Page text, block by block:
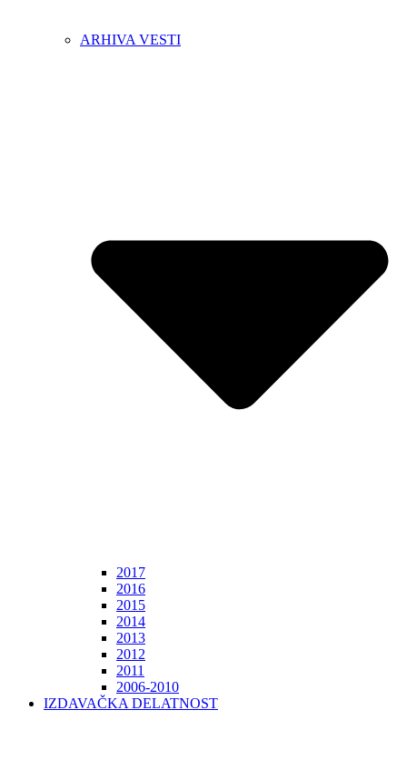
ARHIVA VESTI
2017
2016
2015
2014
2013
2012
2011
2006-2010
IZDAVAČKA DELATNOST